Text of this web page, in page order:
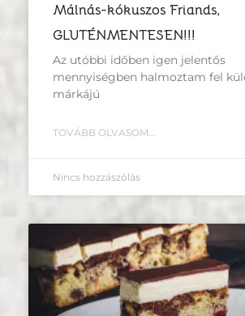
Málnás-kókuszos Friands,
GLUTÉNMENTESEN!!!
Az utóbbi időben igen jelentős
mennyiségben halmoztam fel
márkájú
TOVÁBB OLVASOM...
Nincs hozzászólás